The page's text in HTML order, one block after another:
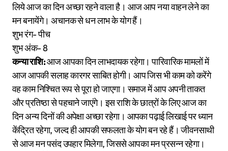
लिये आज का दिन अच्छा रहने वाला है। आज आप नया वाहन लेने का
मन बनायेंगे। अचानक से धन लाभ के योग हैं।
शुभ रंग- पीच
शुभ अंक- 8
कन्या राशि:आज आपका दिन लाभदायक रहेगा। पारिवारिक मामलों में
आज आपकी सलाह कारगर साबित होगी। आप जिस भी काम को करेंगे
वह काम निश्चित रूप से पूरा हो जाएगा। समाज में आप अपनी ताकत
और प्रतिष्ठा से पहचाने जाएंगे। इस राशि के छात्रों के लिए आज का
दिन अन्य दिनों की अपेक्षा अच्छा रहेगा। आपका पढ़ाई लिखाई पर ध्यान
केंद्रित रहेगा, जल्द ही आपकी सफलता के योग बन रहे हैं। जीवनसाथी
से आज मन पसंद उपहार मिलेगा, जिससे आपका मन प्रसन्न रहेगा।